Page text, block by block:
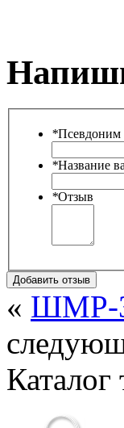
*Псевдоним
*Название
*Отзыв
Добавить отзыв
« ШМР-
Каталог